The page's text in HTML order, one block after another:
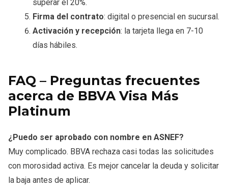
superar el 20%.
Firma del contrato: digital o presencial en sucursal.
Activación y recepción: la tarjeta llega en 7-10
días hábiles.
FAQ – Preguntas frecuentes
acerca de BBVA Visa Más
Platinum
¿Puedo ser aprobado con nombre en ASNEF?
Muy complicado. BBVA rechaza casi todas las solicitudes
con morosidad activa. Es mejor cancelar la deuda y solicitar
la baja antes de aplicar.